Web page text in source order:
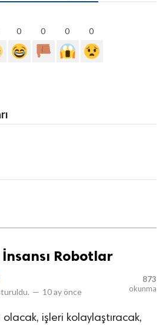
0 0 0 0
Robotlar
— 10 ay önce
873
okunma
olacak, işleri kolaylaştıracak,